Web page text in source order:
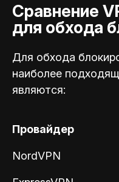
Сравнение
для обхода
Для обхода
наиболее
являются:
Провайдер
NordVPN